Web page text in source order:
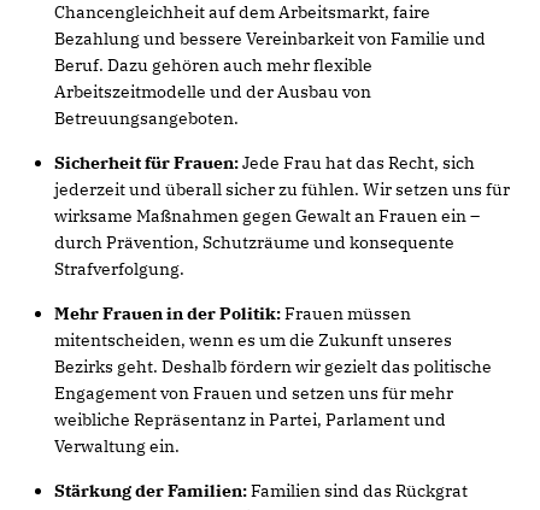
Chancengleichheit auf dem Arbeitsmarkt, faire
Bezahlung und bessere Vereinbarkeit von Familie und
Beruf. Dazu gehören auch mehr flexible
Arbeitszeitmodelle und der Ausbau von
Betreuungsangeboten.
Sicherheit für Frauen:Jede Frau hat das Recht, sich
jederzeit und überall sicher zu fühlen. Wir setzen uns für
wirksame Maßnahmen gegen Gewalt an Frauen ein –
durch Prävention, Schutzräume und konsequente
Strafverfolgung.
Mehr Frauen in der Politik:Frauen müssen
mitentscheiden, wenn es um die Zukunft unseres
Bezirks geht. Deshalb fördern wir gezielt das politische
Engagement von Frauen und setzen uns für mehr
weibliche Repräsentanz in Partei, Parlament und
Verwaltung ein.
Stärkung der Familien:Familien sind das Rückgrat